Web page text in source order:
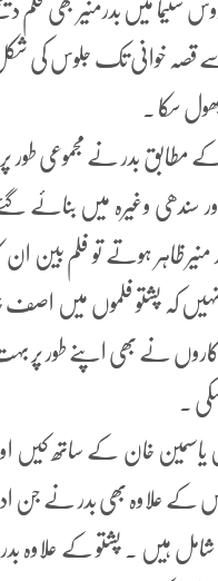
سنیما میں بدرمنیر بھی فلم
سے قصہ خوانی تک جلوس کی
سکا ۔
اور سندھی وغیرہ میں بنائے
ظاہر ہوتے تو فلم بین ان
کہ پشتو فلموں میں اصف
نے بھی اپنے طور پر
۔
یاسمین خان کے ساتھ کیں
کے علاوہ بھی بدر نے جن
شامل ہیں ۔ پشتو کے